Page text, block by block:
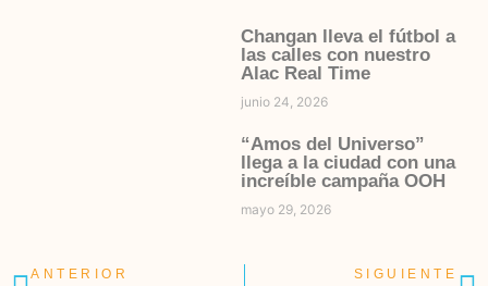
Changan lleva el fútbol a
las calles con nuestro
Alac Real Time
junio 24, 2026
“Amos del Universo”
llega a la ciudad con una
increíble campaña OOH
mayo 29, 2026
ANTERIOR SIGUIENTE